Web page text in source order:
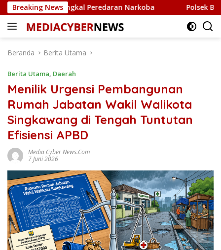
Langsung
ke
konten
Breaking News
Tangkal Peredaran Narkoba Polsek Bintan
Beranda Berita Utama
Berita Utama, Daerah
Menilik Urgensi Pembangunan
Rumah Jabatan Wakil Walikota
Singkawang di Tengah Tuntutan
Efisiensi APBD
Media Cyber News.Com
7 Juni 2026